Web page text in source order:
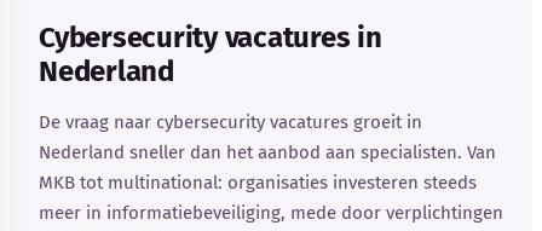
Cybersecurity vacatures in
Nederland
De vraag naar cybersecurity vacatures groeit in
Nederland sneller dan het aanbod aan specialisten. Van
MKB tot multinational: organisaties investeren steeds
meer in informatiebeveiliging, mede door verplichtingen